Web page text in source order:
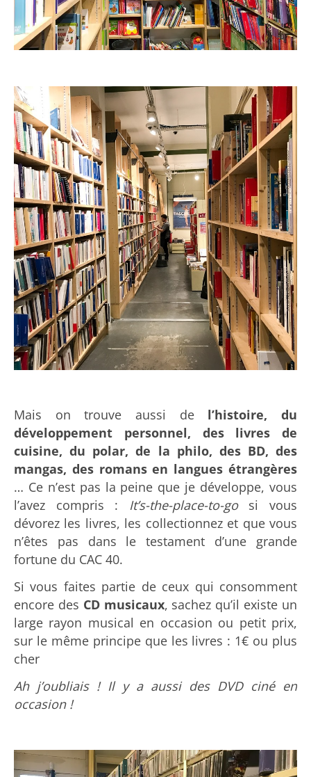
Mais on trouve aussi de l’histoire, du
développement personnel, des livres de
cuisine, du polar, de la philo, des BD, des
mangas, des romans en langues étrangères
… Ce n’est pas la peine que je développe, vous
l’avez compris : It’s-the-place-to-go si vous
dévorez les livres, les collectionnez et que vous
n’êtes pas dans le testament d’une grande
fortune du CAC 40.
Si vous faites partie de ceux qui consomment
encore des CD musicaux, sachez qu’il existe un
large rayon musical en occasion ou petit prix,
sur le même principe que les livres : 1€ ou plus
cher
Ah j’oubliais ! Il y a aussi des DVD ciné en
occasion !